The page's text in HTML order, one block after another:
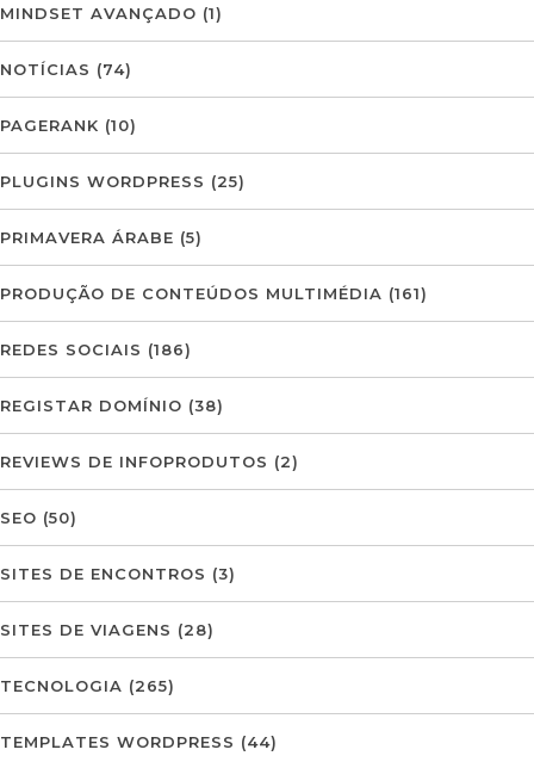
MINDSET AVANÇADO (1)
NOTÍCIAS (74)
PAGERANK (10)
PLUGINS WORDPRESS (25)
PRIMAVERA ÁRABE (5)
PRODUÇÃO DE CONTEÚDOS MULTIMÉDIA (161)
REDES SOCIAIS (186)
REGISTAR DOMÍNIO (38)
REVIEWS DE INFOPRODUTOS (2)
SEO (50)
SITES DE ENCONTROS (3)
SITES DE VIAGENS (28)
TECNOLOGIA (265)
TEMPLATES WORDPRESS (44)